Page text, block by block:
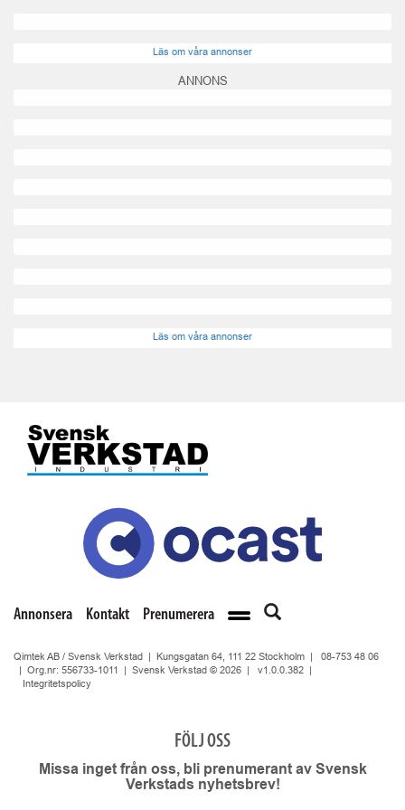
Läs om våra annonser
ANNONS
Läs om våra annonser
Annonsera Kontakt Prenumerera
Qimtek AB / Svensk Verkstad | Kungsgatan 64, 111 22 Stockholm | 08-753 48 06
| Org.nr: 556733-1011 | Svensk Verkstad © 2026 | v1.0.0.382
Integritetspolicy
FÖLJ OSS
Missa inget från oss, bli prenumerant av Svensk
Verkstads nyhetsbrev!